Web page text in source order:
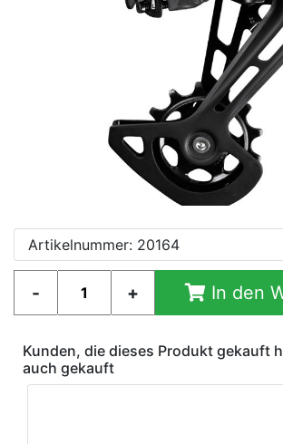
Artikelnummer: 20164
In den
Kunden, die dieses Produkt gekauft
auch gekauft